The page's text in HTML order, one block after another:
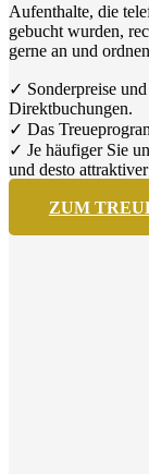
Aufenthalte, die
gebucht wurden,
gerne an und
✓ Sonderpreise
Direktbuchungen.
✓ Das
✓ Je häufiger Sie
und desto
ZUM